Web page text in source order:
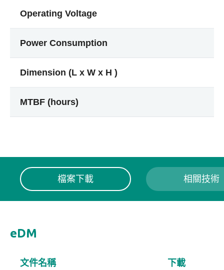
Operating Voltage
Power Consumption
Dimension (L x W x H )
MTBF (hours)
檔案下載 相關技術
eDM
文件名稱 下載